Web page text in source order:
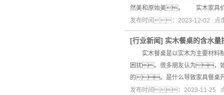
然美和原始美。 实木家具
发布时间：2023-12-02 点
[行业新闻] 实木餐桌的含水
实木餐桌是以实木为主要材料
困扰。很多朋友认为，
的。是什么导致家具餐桌
发布时间：2023-11-25